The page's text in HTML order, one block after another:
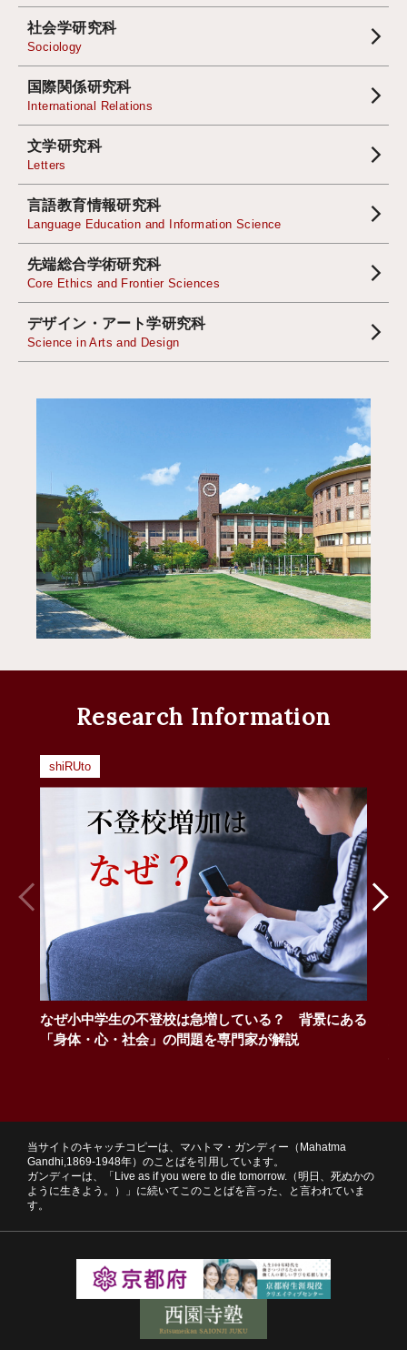
社会学研究科
Sociology
国際関係研究科
International Relations
文学研究科
Letters
言語教育情報研究科
Language Education and Information Science
先端総合学術研究科
Core Ethics and Frontier Sciences
デザイン・アート学研究科
Science in Arts and Design
Research Information
shiRUto
なぜ小中学生の不登校は急増している？ 背景にある
「身体・心・社会」の問題を専門家が解説
当サイトのキャッチコピーは、マハトマ・ガンディー（Mahatma
Gandhi,1869-1948年）のことばを引用しています。
ガンディーは、「Live as if you were to die tomorrow.（明日、死ぬかの
ように生きよう。）」に続いてこのことばを言った、と言われていま
す。